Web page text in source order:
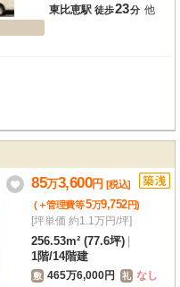
東比恵駅 徒歩23分 他
85万3,600円 [税込]
(＋管理費等5万9,752円)
[坪単価 約1.1万円/坪]
256.53m² (77.6坪)
1階/14階建
敷 465万6,000円 礼 なし